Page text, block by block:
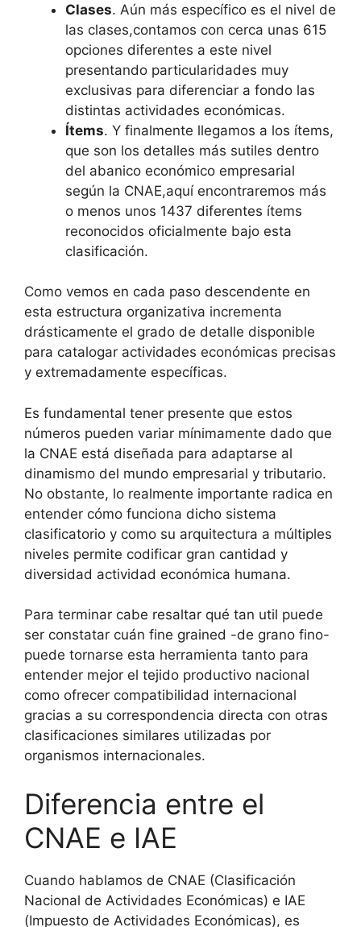
Clases. Aún más específico es el nivel de
las clases,contamos con cerca unas 615
opciones diferentes a este nivel
presentando particularidades muy
exclusivas para diferenciar a fondo las
distintas actividades económicas.
Ítems. Y finalmente llegamos a los ítems,
que son los detalles más sutiles dentro
del abanico económico empresarial
según la CNAE,aquí encontraremos más
o menos unos 1437 diferentes ítems
reconocidos oficialmente bajo esta
clasificación.
Como vemos en cada paso descendente en
esta estructura organizativa incrementa
drásticamente el grado de detalle disponible
para catalogar actividades económicas precisas
y extremadamente específicas.
Es fundamental tener presente que estos
números pueden variar mínimamente dado que
la CNAE está diseñada para adaptarse al
dinamismo del mundo empresarial y tributario.
No obstante, lo realmente importante radica en
entender cómo funciona dicho sistema
clasificatorio y como su arquitectura a múltiples
niveles permite codificar gran cantidad y
diversidad actividad económica humana.
Para terminar cabe resaltar qué tan util puede
ser constatar cuán fine grained -de grano fino-
puede tornarse esta herramienta tanto para
entender mejor el tejido productivo nacional
como ofrecer compatibilidad internacional
gracias a su correspondencia directa con otras
clasificaciones similares utilizadas por
organismos internacionales.
Diferencia entre el
CNAE e IAE
Cuando hablamos de CNAE (Clasificación
Nacional de Actividades Económicas) e IAE
(Impuesto de Actividades Económicas), es